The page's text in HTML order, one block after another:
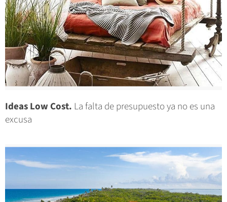
Ideas Low Cost. La falta de presupuesto ya no es una
excusa